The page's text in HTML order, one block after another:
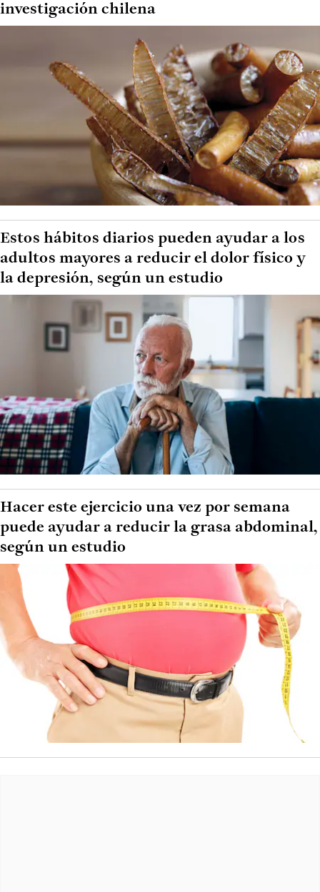
investigación chilena
Estos hábitos diarios pueden ayudar a los
adultos mayores a reducir el dolor físico y
la depresión, según un estudio
Hacer este ejercicio una vez por semana
puede ayudar a reducir la grasa abdominal,
según un estudio